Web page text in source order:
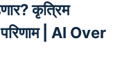
कृत्रिम
परिणाम | AI Over